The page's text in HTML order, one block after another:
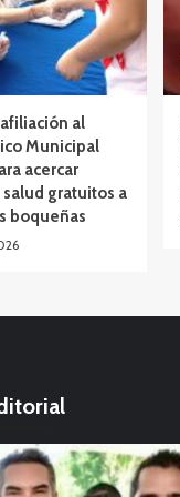
al
Municipal
acercar
gratuitos a
boqueñas